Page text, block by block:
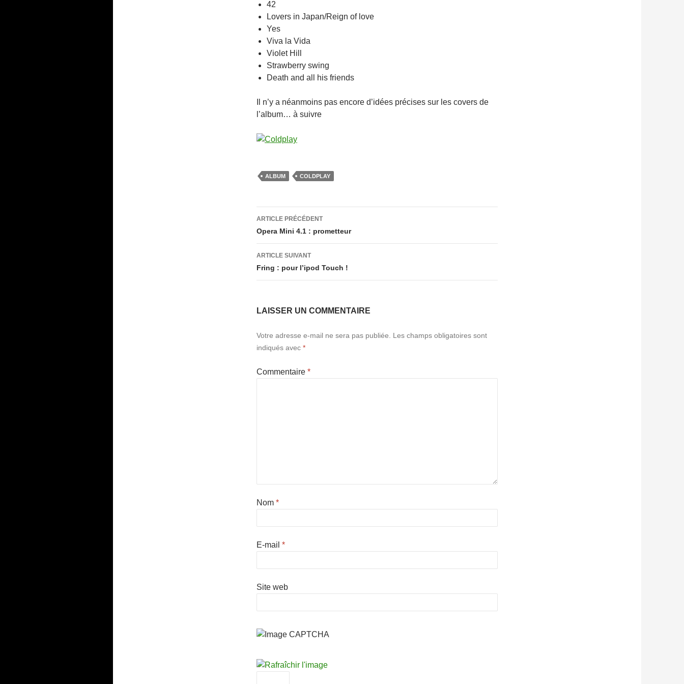
42
Lovers in Japan/Reign of love
Yes
Viva la Vida
Violet Hill
Strawberry swing
Death and all his friends
Il n’y a néanmoins pas encore d’idées précises sur les covers de
l’album… à suivre
ALBUM COLDPLAY
Navigation
des
articles
ARTICLE PRÉCÉDENT
Opera Mini 4.1 : prometteur
ARTICLE SUIVANT
Fring : pour l’ipod Touch !
LAISSER UN COMMENTAIRE
Votre adresse e-mail ne sera pas publiée.
Les champs obligatoires sont
indiqués avec *
Commentaire *
Nom *
E-mail *
Site web